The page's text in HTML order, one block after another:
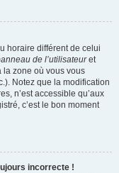
horaire différent de celui
de l’utilisateuret
la zone où vous vous
Notez que la modification
n’est accessible qu’aux
c’est le bon moment
incorrecte !